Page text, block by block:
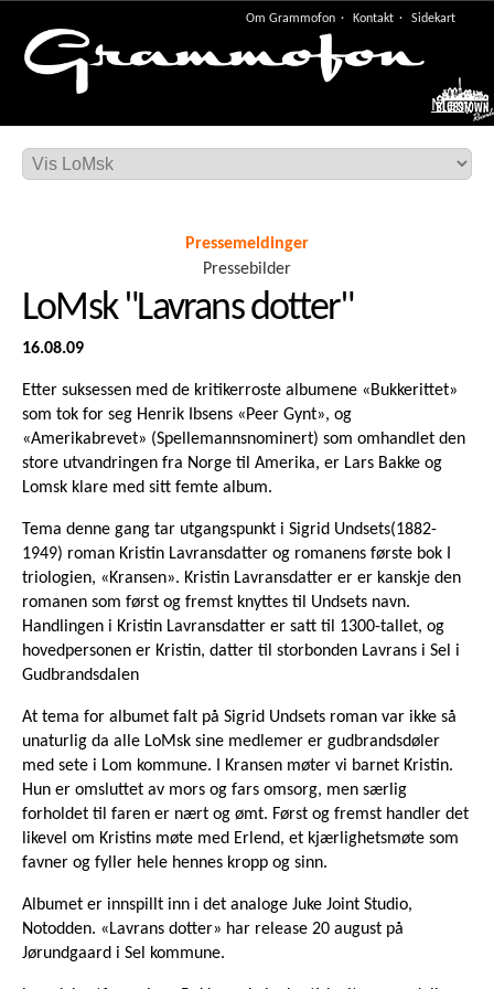
Om Grammofon Kontakt Sidekart
Meny
Pressemeldinger
Pressebilder
LoMsk "Lavrans dotter"
16.08.09
Etter suksessen med de kritikerroste albumene «Bukkerittet»
som tok for seg Henrik Ibsens «Peer Gynt», og
«Amerikabrevet» (Spellemannsnominert) som omhandlet den
store utvandringen fra Norge til Amerika, er Lars Bakke og
Lomsk klare med sitt femte album.
Tema denne gang tar utgangspunkt i Sigrid Undsets(1882-
1949) roman Kristin Lavransdatter og romanens første bok I
triologien, «Kransen». Kristin Lavransdatter er er kanskje den
romanen som først og fremst knyttes til Undsets navn.
Handlingen i Kristin Lavransdatter er satt til 1300-tallet, og
hovedpersonen er Kristin, datter til storbonden Lavrans i Sel i
Gudbrandsdalen
At tema for albumet falt på Sigrid Undsets roman var ikke så
unaturlig da alle LoMsk sine medlemer er gudbrandsdøler
med sete i Lom kommune. I Kransen møter vi barnet Kristin.
Hun er omsluttet av mors og fars omsorg, men særlig
forholdet til faren er nært og ømt. Først og fremst handler det
likevel om Kristins møte med Erlend, et kjærlighetsmøte som
favner og fyller hele hennes kropp og sinn.
Albumet er innspillt inn i det analoge Juke Joint Studio,
Notodden. «Lavrans dotter» har release 20 august på
Jørundgaard i Sel kommune.